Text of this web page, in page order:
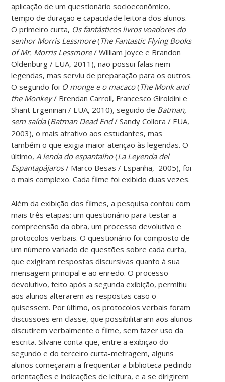
aplicação de um questionário socioeconômico,
tempo de duração e capacidade leitora dos alunos.
O primeiro curta, Os fantásticos livros voadores do
senhor Morris Lessmore(The Fantastic Flying Books
of Mr. Morris Lessmore/ William Joyce e Brandon
Oldenburg / EUA, 2011), não possui falas nem
legendas, mas serviu de preparação para os outros.
O segundo foi O monge e o macaco(The Monk and
the Monkey/ Brendan Carroll, Francesco Giroldini e
Shant Ergeninan / EUA, 2010), seguido de Batman,
sem saída(Batman Dead End/ Sandy Collora / EUA,
2003), o mais atrativo aos estudantes, mas
também o que exigia maior atenção às legendas. O
último, A lenda do espantalho(La Leyenda del
Espantapájaros/ Marco Besas / Espanha, 2005), foi
o mais complexo. Cada filme foi exibido duas vezes.
Além da exibição dos filmes, a pesquisa contou com
mais três etapas: um questionário para testar a
compreensão da obra, um processo devolutivo e
protocolos verbais. O questionário foi composto de
um número variado de questões sobre cada curta,
que exigiram respostas discursivas quanto à sua
mensagem principal e ao enredo. O processo
devolutivo, feito após a segunda exibição, permitiu
aos alunos alterarem as respostas caso o
quisessem. Por último, os protocolos verbais foram
discussões em classe, que possibilitaram aos alunos
discutirem verbalmente o filme, sem fazer uso da
escrita. Silvane conta que, entre a exibição do
segundo e do terceiro curta-metragem, alguns
alunos começaram a frequentar a biblioteca pedindo
orientações e indicações de leitura, e a se dirigirem